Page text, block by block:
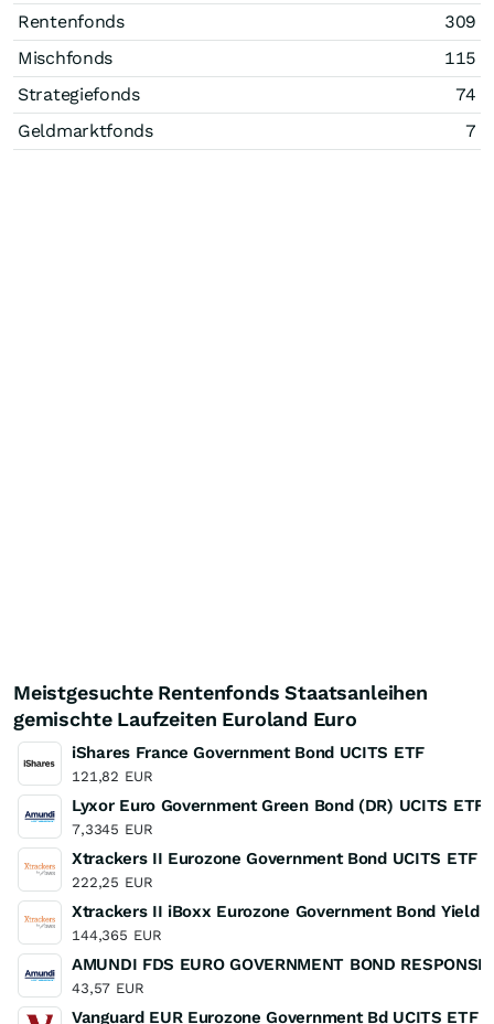
Rentenfonds
309
Mischfonds
115
Strategiefonds
74
Geldmarktfonds
7
Meistgesuchte Rentenfonds Staatsanleihen
gemischte Laufzeiten Euroland Euro
iShares France Government Bond UCITS ETF
121,82 EUR
Lyxor Euro Government Green Bond (DR) UCITS ETF
7,3345 EUR
Xtrackers II Eurozone Government Bond UCITS ETF
222,25 EUR
Xtrackers II iBoxx Eurozone Government Bond Yield
144,365 EUR
AMUNDI FDS EURO GOVERNMENT BOND
43,57 EUR
Vanguard EUR Eurozone Government Bd UCITS ETF